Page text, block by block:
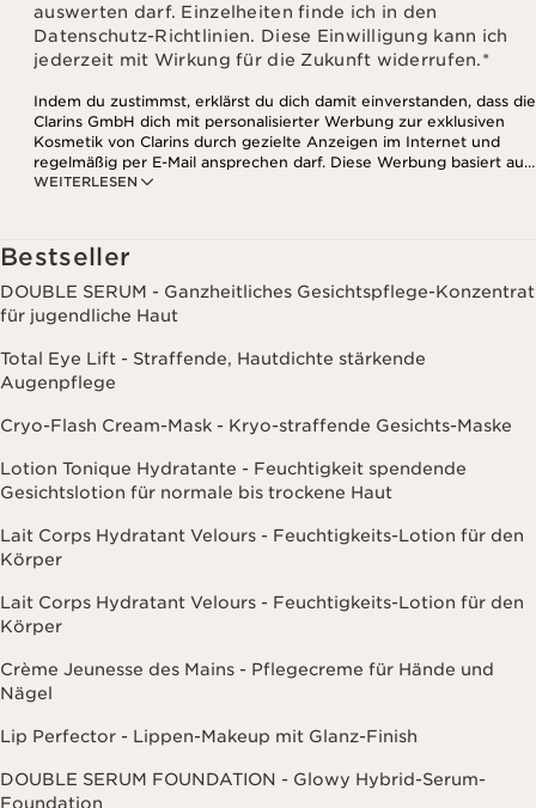
auswerten darf. Einzelheiten finde ich in den
Datenschutz-Richtlinien. Diese Einwilligung kann ich
jederzeit mit Wirkung für die Zukunft widerrufen.*
WEITERLESEN
Indem du zustimmst, erklärst du dich damit einverstanden, dass die
Clarins GmbH dich mit personalisierter Werbung zur exklusiven
Kosmetik von Clarins durch gezielte Anzeigen im Internet und
regelmäßig per E-Mail ansprechen darf. Diese Werbung basiert auf
den Daten, die bei deinem Kontakt mit Clarins anfallen,
mitgeteilt hast. Außerdem stimmst du zu, dass die Clarins GmbH
dein Nutzungsverhalten im Zusammenhang mit dem Newsletter
(z.B. das Öffnen und Lesen der E-Mails) erfassen und zu
statistischen Zwecken auswerten darf. Weitere Informationen
findest du in den Datenschutz-Richtlinien. Diese Einwilligung
Bestseller
DOUBLE SERUM - Ganzheitliches Gesichtspflege-Konzentrat
für jugendliche Haut
Total Eye Lift - Straffende, Hautdichte stärkende
Augenpflege
Cryo-Flash Cream-Mask - Kryo-straffende Gesichts-Maske
Lotion Tonique Hydratante - Feuchtigkeit spendende
Gesichtslotion für normale bis trockene Haut
Lait Corps Hydratant Velours - Feuchtigkeits-Lotion für den
Körper
Lait Corps Hydratant Velours - Feuchtigkeits-Lotion für den
Körper
Crème Jeunesse des Mains - Pflegecreme für Hände und
Nägel
Lip Perfector - Lippen-Makeup mit Glanz-Finish
DOUBLE SERUM FOUNDATION - Glowy Hybrid-Serum-
Foundation